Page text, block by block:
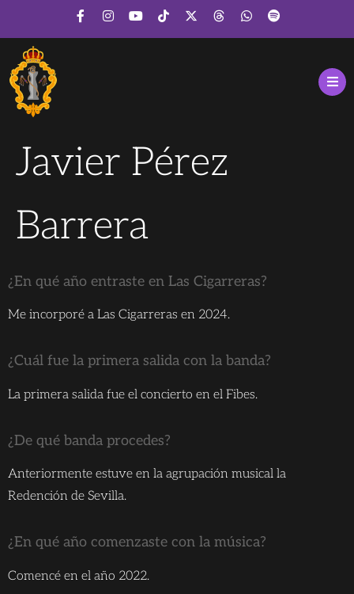
Javier Pérez
Barrera
¿En qué año entraste en Las Cigarreras?
Me incorporé a Las Cigarreras en 2024.
¿Cuál fue la primera salida con la banda?
La primera salida fue el concierto en el Fibes.
¿De qué banda procedes?
Anteriormente estuve en la agrupación musical la
Redención de Sevilla.
¿En qué año comenzaste con la música?
Comencé en el año 2022.